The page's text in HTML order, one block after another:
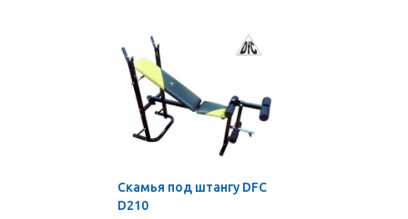
Скамья под штангу DFC
D210